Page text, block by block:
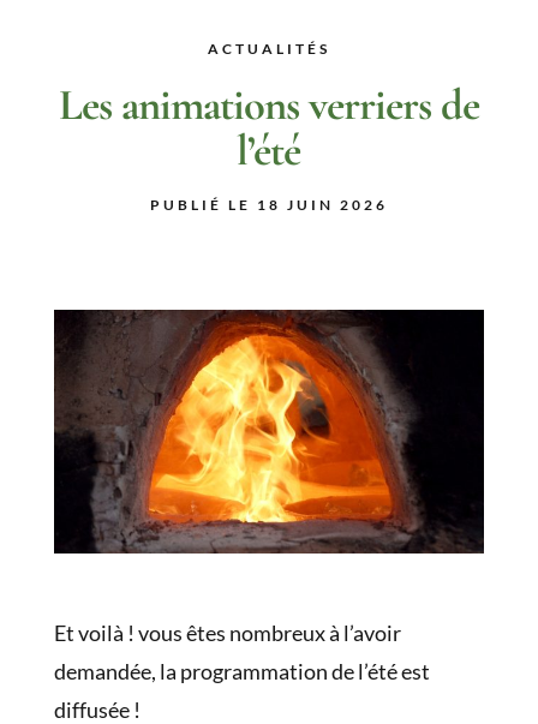
ACTUALITÉS
Les animations verriers de
l’été
PUBLIÉ LE 18 JUIN 2026
Et voilà ! vous êtes nombreux à l’avoir
demandée, la programmation de l’été est
diffusée !